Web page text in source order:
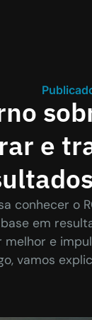
e
conhecer o
em
e
vamos